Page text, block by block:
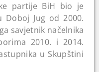
partije BiH bio je
Doboj Jug od 2000.
savjetnik načelnika
2010. i 2014.
u Skupštini